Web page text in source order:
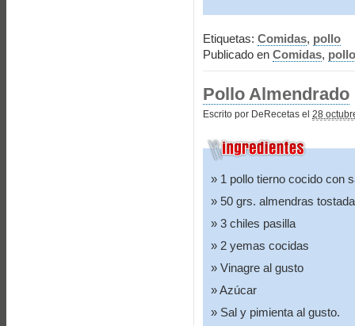
Etiquetas: Comidas, pollo
Publicado en Comidas, pollo
Pollo Almendrado
Escrito por DeRecetas el 28
1 pollo tierno cocido con
50 grs. almendras
3 chiles pasilla
2 yemas cocidas
Vinagre al gusto
Azúcar
Sal y pimienta al gusto.